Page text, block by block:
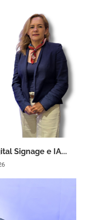
Signage e IA...